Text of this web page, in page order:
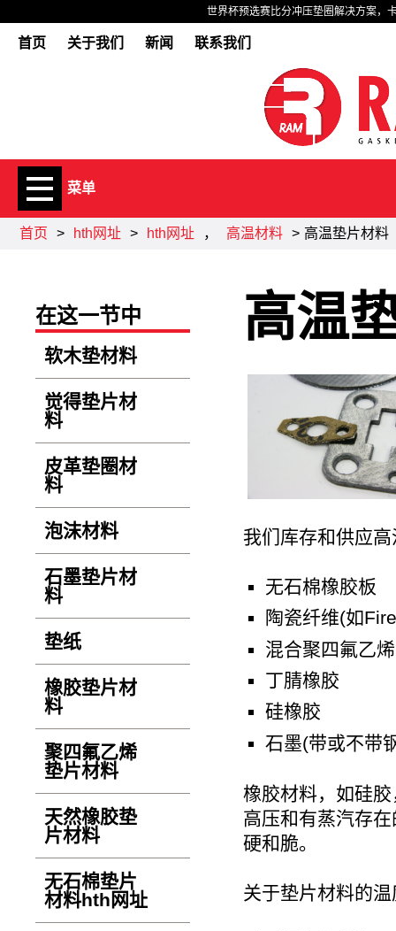
世界杯预选赛比分冲压垫圈解决方案，
首页 关于我们 新闻 联系我们
菜单
首页 > hth网址 > hth网址 ， 高温材料 > 高温垫片材料
高温
我们库存和供应
无石棉橡胶板
陶瓷纤维(如
混合聚四氟乙烯
丁腈橡胶
硅橡胶
石墨(带或不带
橡胶材料，如硅
高压和有蒸汽存
硬和脆。
关于垫片材料的
在这一节中
软木垫材料
觉得垫片材
料
皮革垫圈材
料
泡沫材料
石墨垫片材
料
垫纸
橡胶垫片材
料
聚四氟乙烯
垫片材料
天然橡胶垫
片材料
无石棉垫片
材料hth网址